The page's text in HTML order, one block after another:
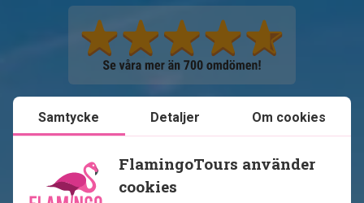
USA
Se karta
Samtycke Detaljer Om cookies
FlamingoTours använder
cookies